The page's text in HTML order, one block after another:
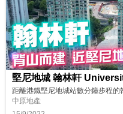
堅尼地城 翰林軒
中原地產